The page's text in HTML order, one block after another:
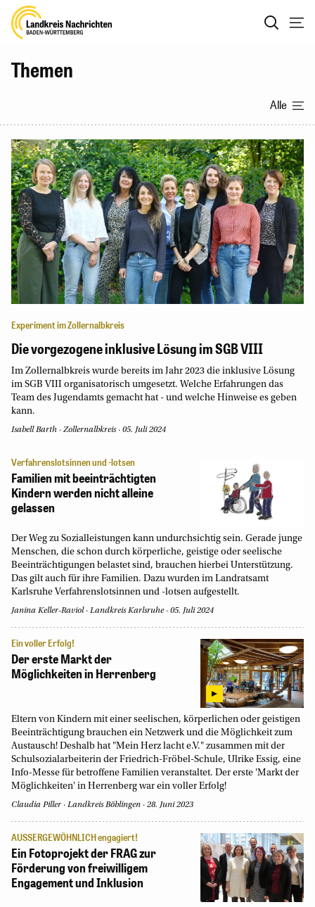
Themen
Alle
Experiment im Zollernalbkreis
Die vorgezogene inklusive Lösung im SGB VIII
Im Zollernalbkreis wurde bereits im Jahr 2023 die inklusive Lösung
im SGB VIII organisatorisch umgesetzt. Welche Erfahrungen das
Team des Jugendamts gemacht hat - und welche Hinweise es geben
kann.
Isabell Barth · Zollernalbkreis· 05. Juli 2024
Verfahrenslotsinnen und -lotsen
Familien mit beeinträchtigten
Kindern werden nicht alleine
gelassen
Der Weg zu Sozialleistungen kann undurchsichtig sein. Gerade junge
Menschen, die schon durch körperliche, geistige oder seelische
Beeinträchtigungen belastet sind, brauchen hierbei Unterstützung.
Das gilt auch für ihre Familien. Dazu wurden im Landratsamt
Karlsruhe Verfahrenslotsinnen und -lotsen aufgestellt.
Janina Keller-Raviol Landkreis Karlsruhe 05. Juli 2024
Ein voller Erfolg!
Der erste Markt der
Möglichkeiten in Herrenberg
Eltern von Kindern mit einer seelischen, körperlichen oder geistigen
Beeinträchtigung brauchen ein Netzwerk und die Möglichkeit zum
Austausch! Deshalb hat "Mein Herz lacht e.V." zusammen mit der
Schulsozialarbeiterin der Friedrich-Fröbel-Schule, Ulrike Essig, eine
Info-Messe für betroffene Familien veranstaltet. Der erste 'Markt der
Möglichkeiten' in Herrenberg war ein voller Erfolg!
Claudia Piller Landkreis Böblingen 28. Juni 2023
AUSSERGEWÖHNLICH engagiert!
Ein Fotoprojekt der FRAG zur
Förderung von freiwilligem
Engagement und Inklusion